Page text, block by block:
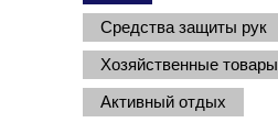
Средства защиты рук
Хозяйственные товары
Активный отдых